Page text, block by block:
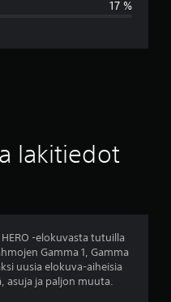
v
.
t
ä
17 %
lakitiedot
HERO -elokuvasta tutuilla
Gamma 1, Gamma
uusia elokuva-aiheisia
asuja ja paljon muuta.